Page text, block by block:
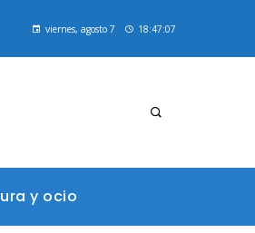
viernes, agosto 7 18:47:07
y ocio